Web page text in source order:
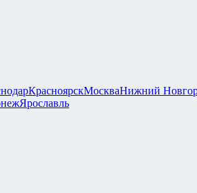
КрасноярскМоскваНижний
Ярославль